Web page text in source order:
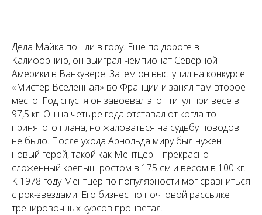
Дела Майка пошли в гору. Еще по дороге в
Калифорнию, он выиграл чемпионат Северной
Америки в Ванкувере. Затем он выступил на конкурсе
«Мистер Вселенная» во Франции и занял там второе
место. Год спустя он завоевал этот титул при весе в
97,5 кг. Он на четыре года отставал от когда-то
принятого плана, но жаловаться на судьбу поводов
не было. После ухода Арнольда миру был нужен
новый герой, такой как Ментцер – прекрасно
сложенный крепыш ростом в 175 см и весом в 100 кг.
К 1978 году Ментцер по популярности мог сравниться
с рок-звездами. Его бизнес по почтовой рассылке
тренировочных курсов процветал.